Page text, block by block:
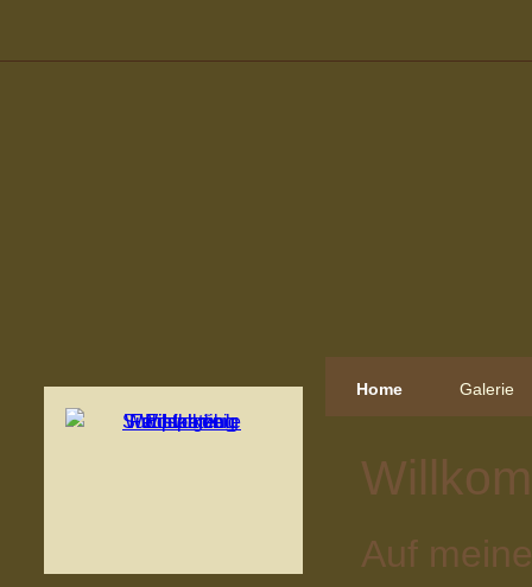
Home Galerie
Auf